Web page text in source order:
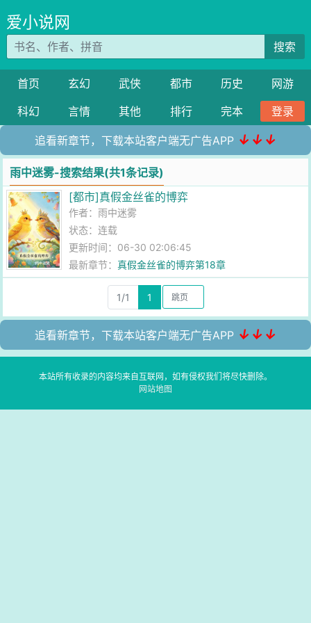
爱小说网
搜索
首页 玄幻 武侠 都市 历史
网游
科幻
言情 其他 排行 完本 登录
追看新章节，下载本站客户端无广告APP ↓↓↓
雨中迷雾-搜索结果(共1条记录)
[都市]真假金丝雀的博弈
作者：雨中迷雾
状态：连载
更新时间：06-30 02:06:45
最新章节：真假金丝雀的博弈第18章
1/1 1
追看新章节，下载本站客户端无广告APP ↓↓↓
本站所有收录的内容均来自互联网，如有侵权我们将尽快删除。
网站地图